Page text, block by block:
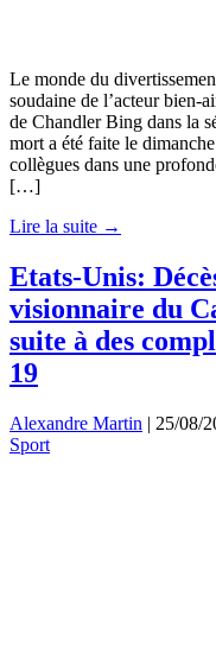
Le monde du
soudaine de l’acteur bien-
de Chandler Bing dans la
mort a été faite le
collègues dans une
[…]
Lire la suite →
Etats-Unis:
visionnaire du
suite à des
19
Alexandre Martin | 25/08/
Sport